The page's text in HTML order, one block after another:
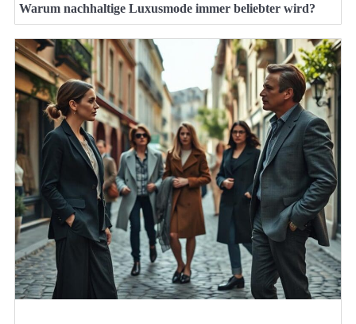
Warum nachhaltige Luxusmode immer beliebter wird?